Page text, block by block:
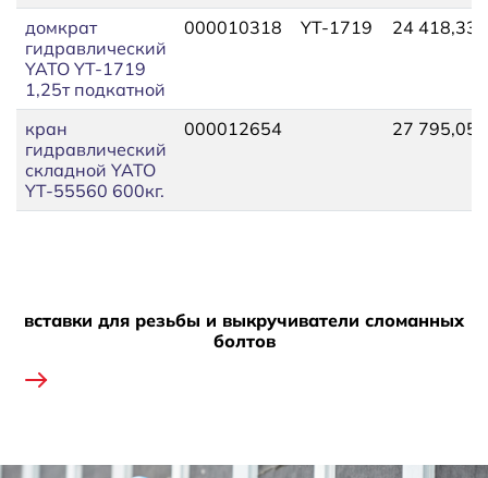
домкрат
гидравлический
YATO YT-1719
1,25т подкатной
000010318 YT-1719 24 418,33
кран
гидравлический
складной YATO
YT-55560 600кг.
000012654 27 795,05
вставки для резьбы и выкручиватели сломанных
болтов